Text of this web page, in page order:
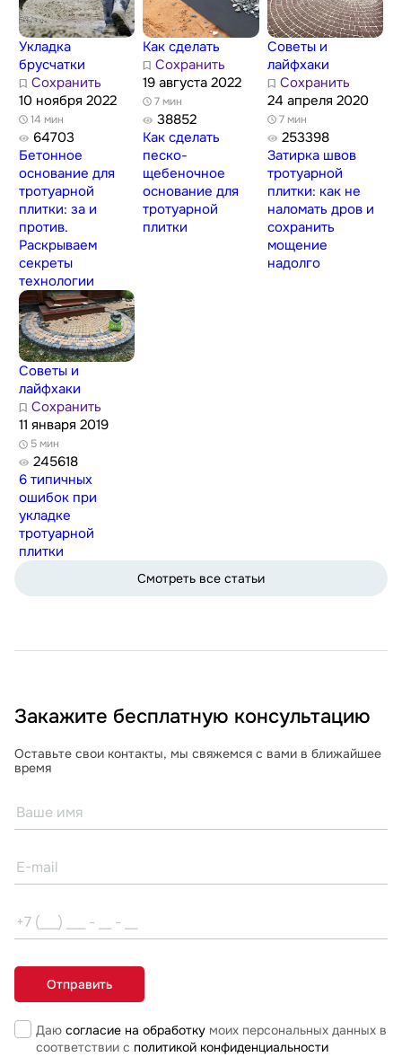
Укладка
брусчатки
Сохранить
10 ноября 2022
14 мин
64703
Бетонное
основание для
тротуарной
плитки: за и
против.
Раскрываем
секреты
технологии
Как сделать
Сохранить
19 августа 2022
7 мин
38852
Как сделать
песко-
щебеночное
основание для
тротуарной
плитки
Советы и
лайфхаки
Сохранить
24 апреля 2020
7 мин
253398
Затирка швов
тротуарной
плитки: как не
наломать дров и
сохранить
мощение
надолго
Советы и
лайфхаки
Сохранить
11 января 2019
5 мин
245618
6 типичных
ошибок при
укладке
тротуарной
плитки
Смотреть все статьи
Закажите бесплатную консультацию
Оставьте свои контакты, мы свяжемся с вами в ближайшее
время
Даю согласие на обработкумоих персональных данных в
соответствии с политикой конфиденциальности